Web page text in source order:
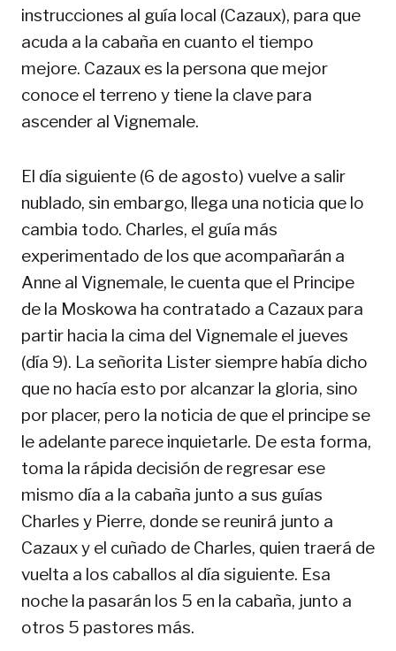
instrucciones al guía local (Cazaux), para que
acuda a la cabaña en cuanto el tiempo
mejore. Cazaux es la persona que mejor
conoce el terreno y tiene la clave para
ascender al Vignemale.
El día siguiente (6 de agosto) vuelve a salir
nublado, sin embargo, llega una noticia que lo
cambia todo. Charles, el guía más
experimentado de los que acompañarán a
Anne al Vignemale, le cuenta que el Principe
de la Moskowa ha contratado a Cazaux para
partir hacia la cima del Vignemale el jueves
(día 9). La señorita Lister siempre había dicho
que no hacía esto por alcanzar la gloria, sino
por placer, pero la noticia de que el principe se
le adelante parece inquietarle. De esta forma,
toma la rápida decisión de regresar ese
mismo día a la cabaña junto a sus guías
Charles y Pierre, donde se reunirá junto a
Cazaux y el cuñado de Charles, quien traerá de
vuelta a los caballos al día siguiente. Esa
noche la pasarán los 5 en la cabaña, junto a
otros 5 pastores más.